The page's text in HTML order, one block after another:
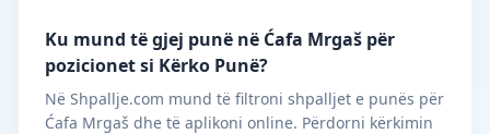
Ku mund të gjej punë në Ćafa Mrgaš për
pozicionet si Kërko Punë?
Në Shpallje.com mund të filtroni shpalljet e punës për
Ćafa Mrgaš dhe të aplikoni online. Përdorni kërkimin